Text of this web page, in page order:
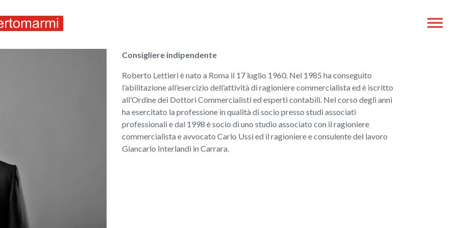
Consigliere indipendente
Roberto Lettieri è nato a Roma il 17 luglio 1960. Nel 1985 ha conseguito
l’abilitazione all’esercizio dell’attività di ragioniere commercialista ed è iscritto
all’Ordine dei Dottori Commercialisti ed esperti contabili. Nel corso degli anni
ha esercitato la professione in qualità di socio presso studi associati
professionali e dal 1998 è socio di uno studio associato con il ragioniere
commercialista e avvocato Carlo Ussi ed il ragioniere e consulente del lavoro
Giancarlo Interlandi in Carrara.